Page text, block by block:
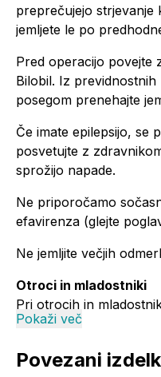
preprečujejo
jemljete le po
Pred operacijo povejte
Bilobil. Iz
posegom prenehajte
Če imate epilepsijo, se
posvetujte z
sprožijo napade.
Ne priporočamo
efavirenza (glejte
Ne jemljite večjih
Otroci in mladostniki
Pri otrocih in
zdravila Bilobil. Tega
Pokaži več
Povezani